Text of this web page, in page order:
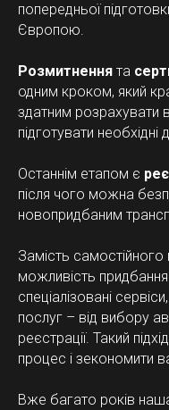
попередньої
Європою.
Розмитнення та
одним кроком, який
здатним розрахувати
підготувати необхідні
Останнім етапом є
після чого можна
новопридбаним
Замість самостійного
можливість
спеціалізовані
послуг – від вибору
реєстрації. Такий
процес і зекономити
Вже багато років